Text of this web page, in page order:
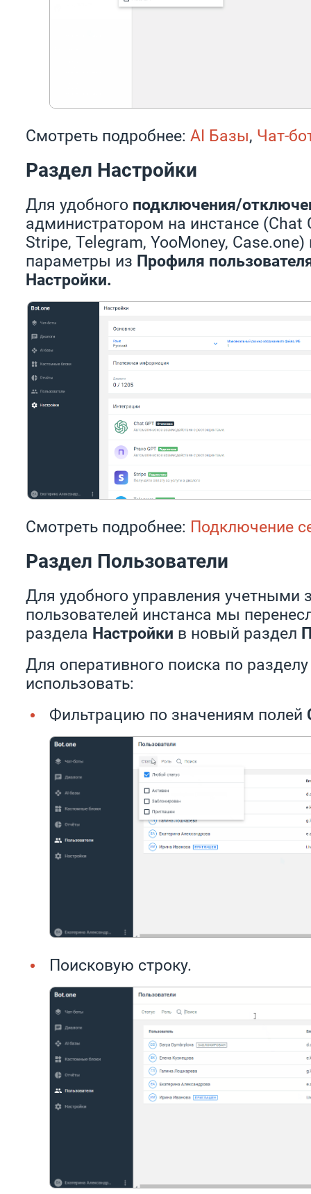
Смотреть подробнее: AI Базы, Чат-
Раздел Настройки
Для удобного подключения/
администратором на инстансе (Chat
Stripe, Telegram, YooMoney,
параметры из Профиля
Настройки.
Смотреть подробнее: Подключение
Раздел Пользователи
Для удобного управления учетными
пользователей инстанса мы
раздела Настройки в новый раздел
Для оперативного поиска по
использовать:
Фильтрацию по значениям полей
Поисковую строку.